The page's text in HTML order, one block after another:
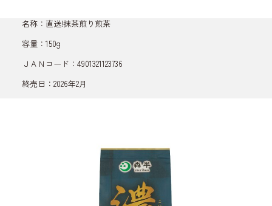
名称：直送!抹茶煎り煎茶
容量：150g
ＪＡＮコード：4901321123736
終売日：2026年2月